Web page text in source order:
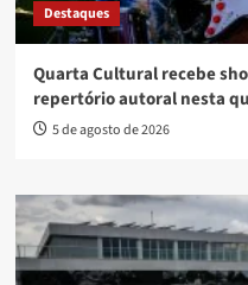
Destaques
Quarta Cultural recebe
repertório autoral nesta
5 de agosto de 2026